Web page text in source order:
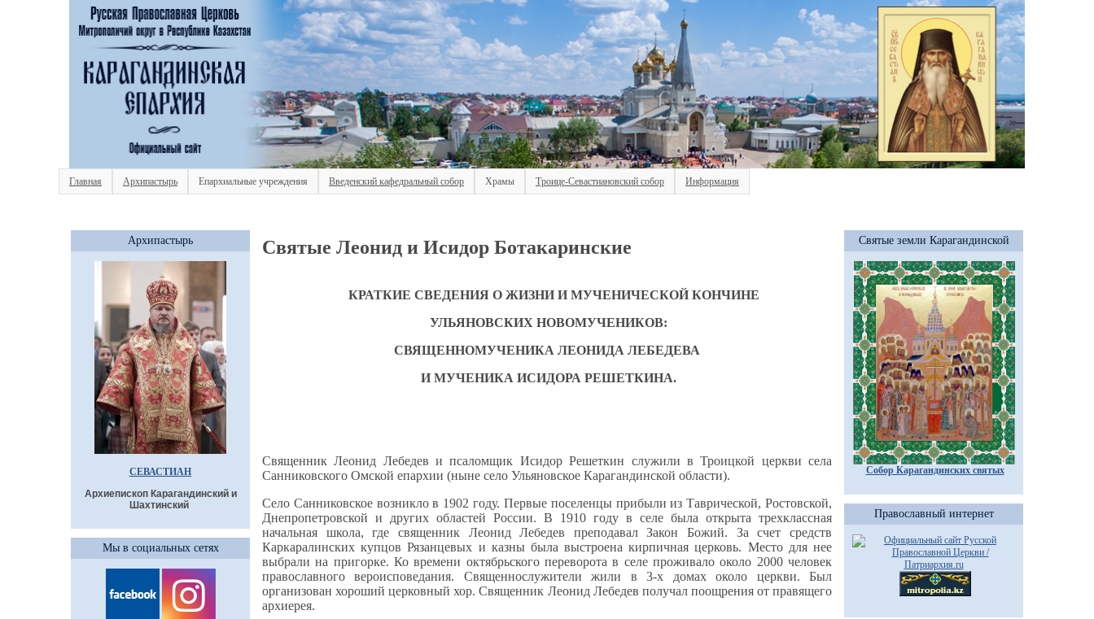
Главная Архипастырь Епархиальные учреждения Введенский кафедральный собор Храмы Троице-Севастиановский собор Информация
Архипастырь
СЕВАСТИАН
Архиепископ Карагандинский и
Шахтинский
Мы в социальных сетях
Святые Леонид и Исидор Ботакаринские
КРАТКИЕ СВЕДЕНИЯ О ЖИЗНИ И МУЧЕНИЧЕСКОЙ КОНЧИНЕ
УЛЬЯНОВСКИХ НОВОМУЧЕНИКОВ:
СВЯЩЕННОМУЧЕНИКА ЛЕОНИДА ЛЕБЕДЕВА
И МУЧЕНИКА ИСИДОРА РЕШЕТКИНА.
Священник Леонид Лебедев и псаломщик Исидор Решеткин служили в Троицкой церкви села
Санниковского Омской епархии (ныне село Ульяновское Карагандинской области).
Село Санниковское возникло в 1902 году. Первые поселенцы прибыли из Таврической, Ростовской,
Днепропетровской и других областей России. В 1910 году в селе была открыта трехклассная
начальная школа, где священник Леонид Лебедев преподавал Закон Божий. За счет средств
Каркаралинских купцов Рязанцевых и казны была выстроена кирпичная церковь. Место для нее
выбрали на пригорке. Ко времени октябрьского переворота в селе проживало около 2000 человек
православного вероисповедания. Священнослужители жили в 3-х домах около церкви. Был
организован хороший церковный хор. Священник Леонид Лебедев получал поощрения от правящего
архиерея.
Святые земли Карагандинской
Собор Карагандинских святых
Православный интернет